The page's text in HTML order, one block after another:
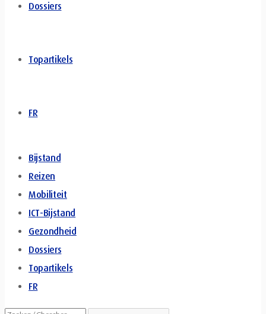
Dossiers
Topartikels
FR
Bijstand
Reizen
Mobiliteit
ICT-Bijstand
Gezondheid
Dossiers
Topartikels
FR